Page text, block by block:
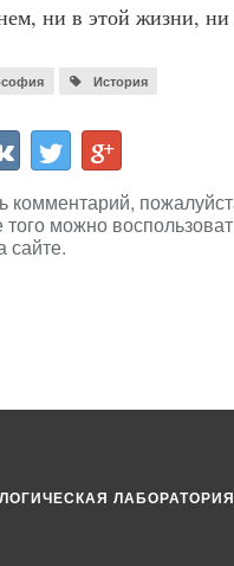
ни в этой жизни,
История
комментарий,
можно
сайте.
ЛАБОРАТОРИЯ